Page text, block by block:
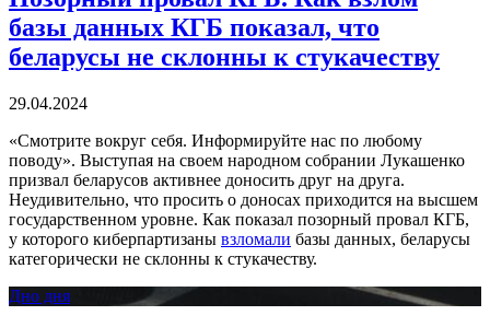
базы данных КГБ показал, что
беларусы не склонны к стукачеству
29.04.2024
«Смотрите вокруг себя. Информируйте нас по любому
поводу». Выступая на своем народном собрании Лукашенко
призвал беларусов активнее доносить друг на друга.
Неудивительно, что просить о доносах приходится на высшем
государственном уровне. Как показал позорный провал КГБ,
у которого киберпартизаны взломали базы данных, беларусы
категорически не склонны к стукачеству.
Дно дня